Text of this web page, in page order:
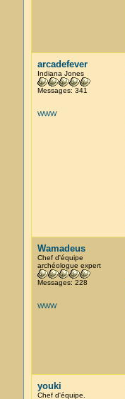
arcadefever
Indiana Jones
Messages: 341
WWW
Wamadeus
Chef d'équipe
archéologue expert
Messages: 228
WWW
youki
Chef d'équipe.